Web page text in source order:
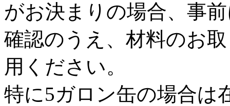
がお決まりの場合、事
確認のうえ、材料のお
用ください。
特に5ガロン缶の場合は